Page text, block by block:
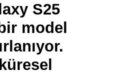
S25
model